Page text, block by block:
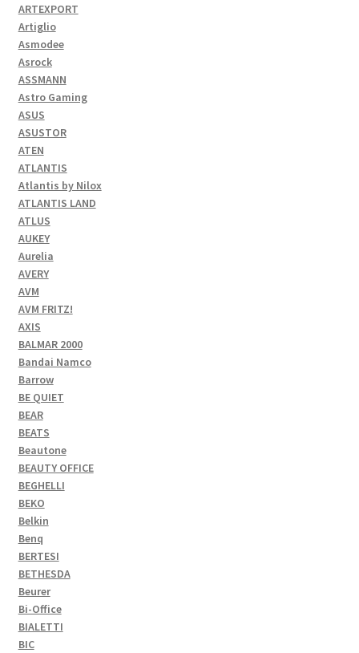
ARTEXPORT
Artiglio
Asmodee
Asrock
ASSMANN
Astro Gaming
ASUS
ASUSTOR
ATEN
ATLANTIS
Atlantis by Nilox
ATLANTIS LAND
ATLUS
AUKEY
Aurelia
AVERY
AVM
AVM FRITZ!
AXIS
BALMAR 2000
Bandai Namco
Barrow
BE QUIET
BEAR
BEATS
Beautone
BEAUTY OFFICE
BEGHELLI
BEKO
Belkin
Benq
BERTESI
BETHESDA
Beurer
Bi-Office
BIALETTI
BIC